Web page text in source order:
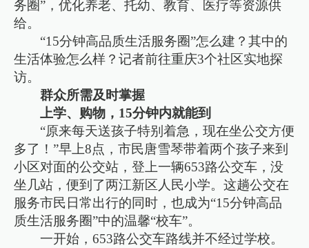
务圈”，优化养老、托幼、教育、医疗等资源供
给。
“15分钟高品质生活服务圈”怎么建？其中的
生活体验怎么样？记者前往重庆3个社区实地探
访。
群众所需及时掌握
上学、购物，15分钟内就能到
“原来每天送孩子特别着急，现在坐公交方便
多了！”早上8点，市民唐雪琴带着两个孩子来到
小区对面的公交站，登上一辆653路公交车，没
坐几站，便到了两江新区人民小学。这趟公交在
服务市民日常出行的同时，也成为“15分钟高品
质生活服务圈”中的温馨“校车”。
一开始，653路公交车路线并不经过学校。